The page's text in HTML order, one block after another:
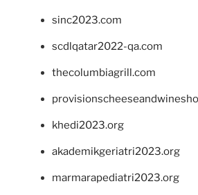
sinc2023.com
scdlqatar2022-qa.com
thecolumbiagrill.com
khedi2023.org
akademikgeriatri2023.org
marmarapediatri2023.org